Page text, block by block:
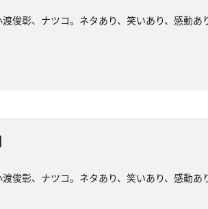
俊彰、ナツコ。ネタあり、笑いあり、感動
俊彰、ナツコ。ネタあり、笑いあり、感動